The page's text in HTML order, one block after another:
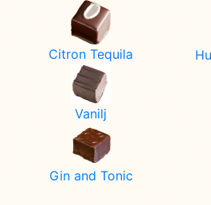
Citron Tequila
Vanilj
Gin and Tonic